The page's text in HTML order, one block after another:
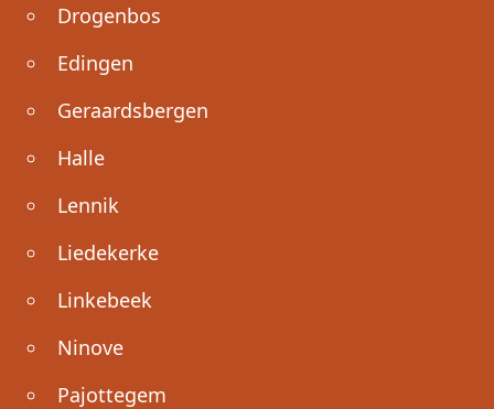
Drogenbos
Edingen
Geraardsbergen
Halle
Lennik
Liedekerke
Linkebeek
Ninove
Pajottegem